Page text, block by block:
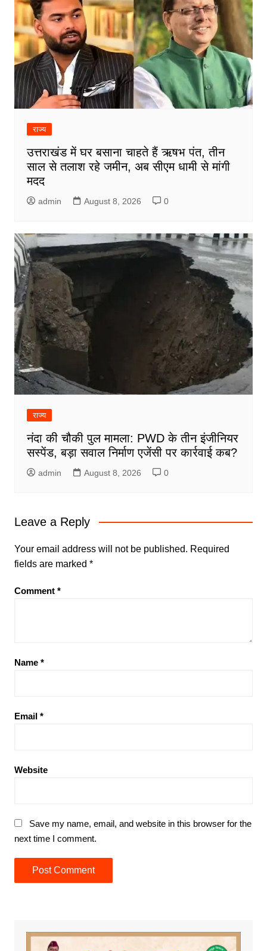
राज्य
उत्तराखंड में घर बसाना चाहते हैं ऋषभ पंत, तीन
साल से तलाश रहे जमीन, अब सीएम धामी से मांगी
मदद
admin August 8, 2026 0
राज्य
नंदा की चौकी पुल मामला: PWD के तीन इंजीनियर
सस्पेंड, बड़ा सवाल निर्माण एजेंसी पर कार्रवाई कब?
admin August 8, 2026 0
Leave a Reply
Your email address will not be published. Required
fields are marked *
Comment *
Name *
Email *
Website
Save my name, email, and website in this browser for the
next time I comment.